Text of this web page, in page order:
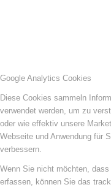
Google Analytics Cookies
Diese Cookies sammeln
verwendet werden, um zu
oder wie effektiv unsere
Webseite und Anwendung für
verbessern.
Wenn Sie nicht möchten,
erfassen, können Sie das